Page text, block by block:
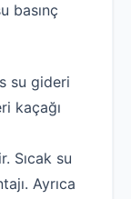
basınç
su gideri
kaçağı
Sıcak su
Ayrıca